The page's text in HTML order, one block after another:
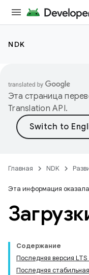
NDK
Эта страница
Translation API.
Главная NDK
Эта информация
Содержание
Последняя версия
Последняя